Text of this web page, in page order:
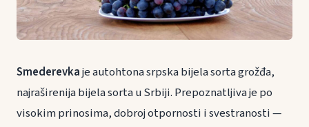
Smederevkaje autohtona srpska bijela sorta grožđa,
najraširenija bijela sorta u Srbiji. Prepoznatljiva je po
visokim prinosima, dobroj otpornosti i svestranosti —